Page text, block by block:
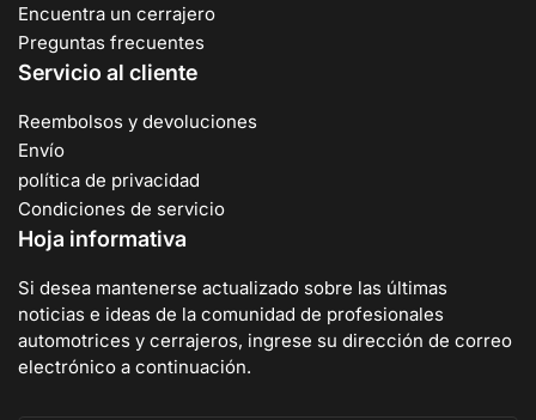
Encuentra un cerrajero
Preguntas frecuentes
Servicio al cliente
Reembolsos y devoluciones
Envío
política de privacidad
Condiciones de servicio
Hoja informativa
Si desea mantenerse actualizado sobre las últimas
noticias e ideas de la comunidad de profesionales
automotrices y cerrajeros, ingrese su dirección de correo
electrónico a continuación.